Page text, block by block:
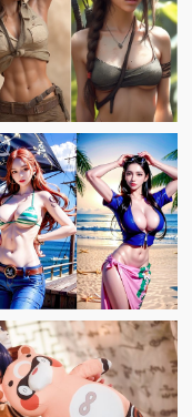
đẹp One Piece
siêu cute